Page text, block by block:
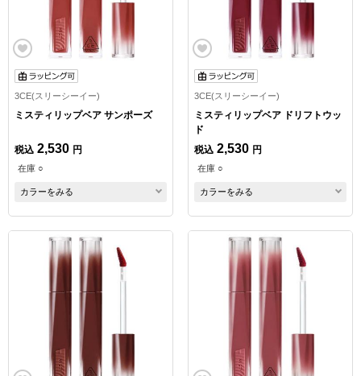
3CE(スリーシーイー)
ミスティリップベア サンポーズ
税込 2,530 円
在庫 ○
カラーをみる
3CE(スリーシーイー)
ミスティリップベア ドリフトウッ
ド
税込 2,530 円
在庫 ○
カラーをみる